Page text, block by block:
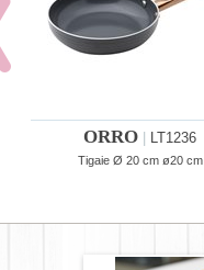
ORRO LT1236
Tigaie Ø 20 cm ø20 cm